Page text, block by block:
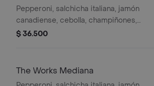
Pepperoni, salchicha italiana, jamón
canadiense, cebolla, champiñones,
pimentón verde y aceitunas negras -
Pepperoncini.
$ 36.500
The Works Mediana